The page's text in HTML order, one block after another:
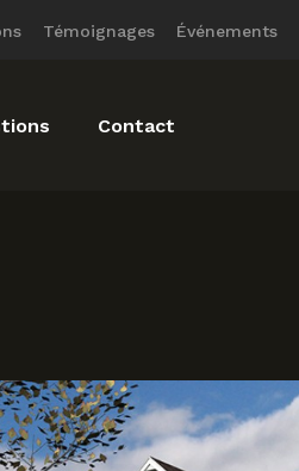
Témoignages Événements
Contact